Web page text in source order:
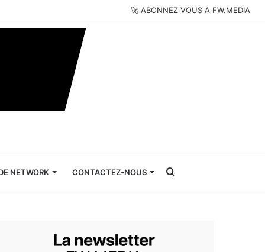
🚀 ABONNEZ VOUS A FW.MEDIA
NETWORK CONTACTEZ-NOUS Rechercher